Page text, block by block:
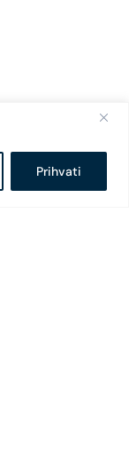
Prihvati